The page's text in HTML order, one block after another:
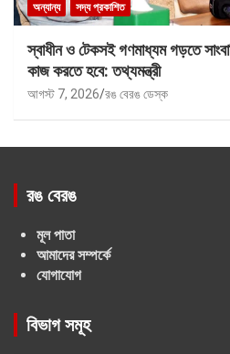
অন্যান্য সদ্য প্রকাশিত
স্বাধীন ও টেকসই গণমাধ্যম গড়তে
কাজ করতে হবে: তথ্যমন্ত্রী
আগস্ট 7, 2026 রঙ বেরঙ ডেস্ক
রঙ বেরঙ
মূল পাতা
আমাদের সম্পর্কে
যোগাযোগ
বিভাগ সমূহ